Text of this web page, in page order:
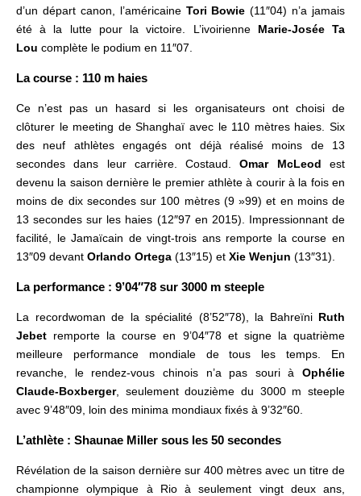
d’un départ canon, l’américaine Tori Bowie (11″04) n’a jamais
été à la lutte pour la victoire. L’ivoirienne Marie-Josée Ta
Lou complète le podium en 11″07.
La course : 110 m haies
Ce n’est pas un hasard si les organisateurs ont choisi de
clôturer le meeting de Shanghaï avec le 110 mètres haies. Six
des neuf athlètes engagés ont déjà réalisé moins de 13
secondes dans leur carrière. Costaud.Omar McLeod est
devenu la saison dernière le premier athlète à courir à la fois en
moins de dix secondes sur 100 mètres (9 »99) et en moins de
13 secondes sur les haies (12″97 en 2015). Impressionnant de
facilité, le Jamaïcain de vingt-trois ans remporte la course en
13″09 devant Orlando Ortega (13″15) et Xie Wenjun (13″31).
La performance : 9’04″78 sur 3000 m steeple
La recordwoman de la spécialité (8’52″78), la BahreïniRuth
Jebet remporte la course en 9’04″78 et signe la quatrième
meilleure performance mondiale de tous les temps. En
revanche, le rendez-vous chinois n’a pas souri à Ophélie
Claude-Boxberger, seulement douzième du 3000 m steeple
avec 9’48″09, loin des minima mondiaux fixés à 9’32″60.
L’athlète : Shaunae Miller sous les 50 secondes
Révélation de la saison dernière sur 400 mètres avec un titre de
championne olympique à Rio à seulement vingt deux ans,